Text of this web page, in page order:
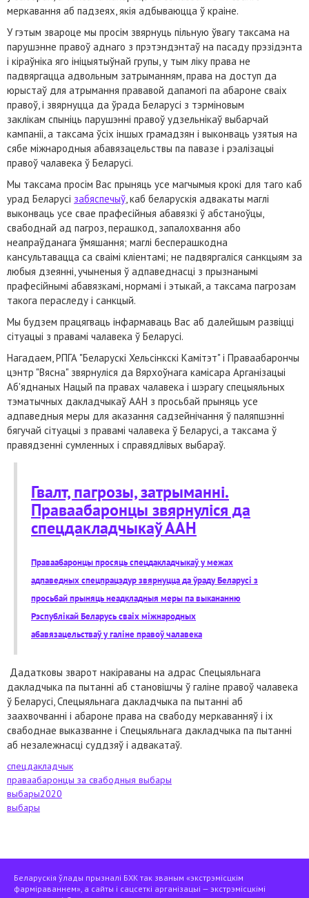
меркавання аб падзеях, якія адбываюцца ў краіне.
У гэтым звароце мы просім звярнуць пільную ўвагу таксама на
парушэнне правоў аднаго з прэтэндэнтаў на пасаду прэзідэнта
і кіраўніка яго ініцыятыўнай групы, у тым ліку права не
падвяргацца адвольным затрыманням, права на доступ да
юрыстаў для атрымання прававой дапамогі па абароне сваіх
правоў, і звярнуцца да ўрада Беларусі з тэрміновым
заклікам спыніць парушэнні правоў удзельнікаў выбарчай
кампаніі, а таксама ўсіх іншых грамадзян і выконваць узятыя на
сябе міжнародныя абавязацельствы па павазе і рэалізацыі
правоў чалавека ў Беларусі.
Мы таксама просім Вас прыняць усе магчымыя крокі для таго каб
урад Беларусі забяспечыў, каб беларускія адвакаты маглі
выконваць усе свае прафесійныя абавязкі ў абстаноўцы,
свабоднай ад пагроз, перашкод, запалохвання або
неапраўданага ўмяшання; маглі бесперашкодна
кансультавацца са сваімі кліентамі; не падвяргаліся санкцыям за
любыя дзеянні, учыненыя ў адпаведнасці з прызнанымі
прафесійнымі абавязкамі, нормамі і этыкай, а таксама пагрозам
такога пераследу і санкцый.
Мы будзем працягваць інфармаваць Вас аб далейшым развіцці
сітуацыі з правамі чалавека ў Беларусі.
Нагадаем, РПГА "Беларускі Хельсінкскі Камітэт" і Праваабарончы
цэнтр "Вясна" звярнуліся да Вярхоўнага камісара Арганізацыі
Аб'яднаных Нацый па правах чалавека і шэрагу спецыяльных
тэматычных дакладчыкаў ААН з просьбай прыняць усе
адпаведныя меры для аказання садзейнічання ў паляпшэнні
бягучай сітуацыі з правамі чалавека ў Беларусі, а таксама ў
правядзенні сумленных і справядлівых выбараў.
Гвалт, пагрозы, затрыманні.
Праваабаронцы звярнуліся да
спецдакладчыкаў ААН
Праваабаронцы просяць спецдакладчыкаў у межах
адпаведных спецпрацэдур звярнуцца да ўраду Беларусі з
просьбай прыняць неадкладныя меры па выкананню
Рэспублікай Беларусь сваіх міжнародных
абавязацельстваў у галіне правоў чалавека
Дадатковы зварот накіраваны на адрас Спецыяльнага
дакладчыка па пытанні аб становішчы ў галіне правоў чалавека
ў Беларусі, Спецыяльнага дакладчыка па пытанні аб
заахвочванні і абароне права на свабоду меркаванняў і іх
свабоднае выказванне і Спецыяльнага дакладчыка па пытанні
аб незалежнасці суддзяў і адвакатаў.
спецдакладчык
праваабаронцы за свабодныя выбары
выбары2020
выбары
Беларускія ўлады прызналі БХК так званым «экстрэмісцкім
фарміраваннем», а сайты і сацсеткі арганізацыі — экстрэмісцкімі